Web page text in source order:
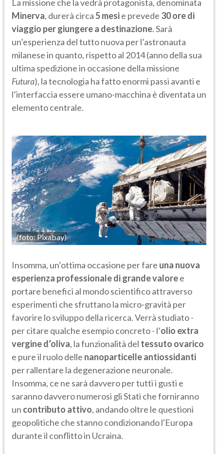
La missione che la vedrà protagonista, denominata
Minerva, durerà circa5 mesie prevede 30 ore di
viaggio per giungere a destinazione. Sarà
un’esperienza del tutto nuova per l’astronauta
milanese in quanto, rispetto al 2014 (anno della sua
ultima spedizione in occasione della missione
Futura), la tecnologia ha fatto enormi passi avanti e
l’interfaccia essere umano-macchina è diventata un
elemento centrale.
(foto: Pixabay)
Insomma, un’ottima occasione per fare una nuova
esperienza professionale di grande valoree
portare benefici al mondo scientifico attraverso
esperimenti che sfruttano la micro-gravità per
favorire lo sviluppo della ricerca. Verrà studiato -
per citare qualche esempio concreto - l’olio extra
vergine d’oliva, la funzionalità del tessuto ovarico
e pure il ruolo delle nanoparticelle antiossidanti
per rallentare la degenerazione neuronale.
Insomma, ce ne sarà davvero per tutti i gusti e
saranno davvero numerosi gli Stati che forniranno
un contributo attivo, andando oltre le questioni
geopolitiche che stanno condizionando l'Europa
durante il conflitto in Ucraina.